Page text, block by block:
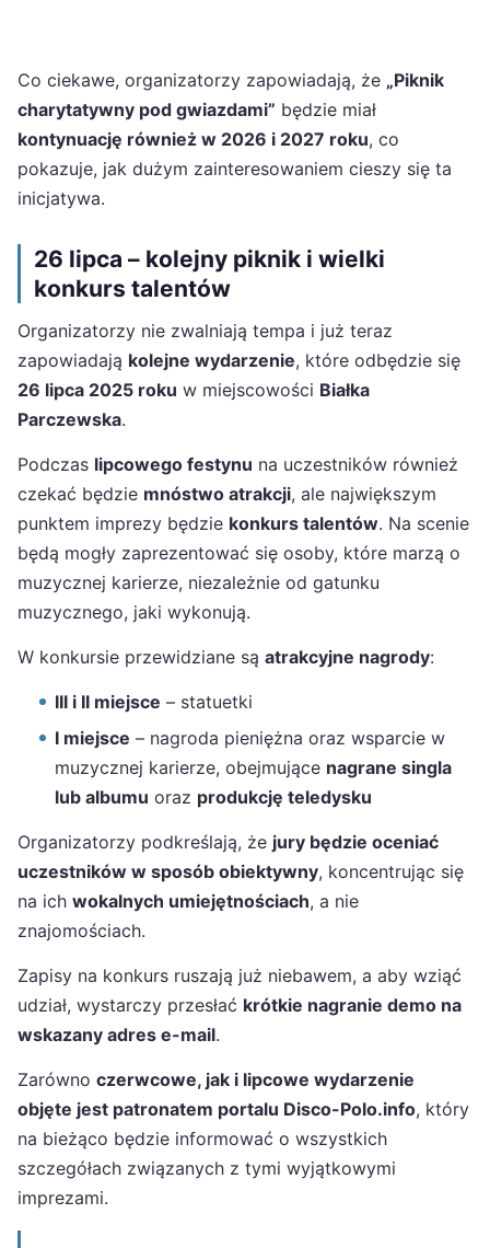
Co ciekawe, organizatorzy zapowiadają, że „Piknik
charytatywny pod gwiazdami” będzie miał
kontynuację również w 2026 i 2027 roku, co
pokazuje, jak dużym zainteresowaniem cieszy się ta
inicjatywa.
26 lipca – kolejny piknik i wielki
konkurs talentów
Organizatorzy nie zwalniają tempa i już teraz
zapowiadają kolejne wydarzenie, które odbędzie się
26 lipca 2025 roku w miejscowości Białka
Parczewska.
Podczas lipcowego festynu na uczestników również
czekać będzie mnóstwo atrakcji, ale największym
punktem imprezy będzie konkurs talentów. Na scenie
będą mogły zaprezentować się osoby, które marzą o
muzycznej karierze, niezależnie od gatunku
muzycznego, jaki wykonują.
W konkursie przewidziane są atrakcyjne nagrody:
III i II miejsce – statuetki
I miejsce – nagroda pieniężna oraz wsparcie w
muzycznej karierze, obejmujące nagrane singla
lub albumu oraz produkcję teledysku
Organizatorzy podkreślają, że jury będzie oceniać
uczestników w sposób obiektywny, koncentrując się
na ich wokalnych umiejętnościach, a nie
znajomościach.
Zapisy na konkurs ruszają już niebawem, a aby wziąć
udział, wystarczy przesłać krótkie nagranie demo na
wskazany adres e-mail.
Zarówno czerwcowe, jak i lipcowe wydarzenie
objęte jest patronatem portalu Disco-Polo.info, który
na bieżąco będzie informować o wszystkich
szczegółach związanych z tymi wyjątkowymi
imprezami.